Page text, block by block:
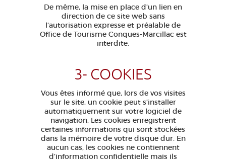
De même, la mise en place d’un lien en
direction de ce site web sans
l’autorisation expresse et préalable de
Office de Tourisme Conques-Marcillac est
interdite.
3- COOKIES
Vous êtes informé que, lors de vos visites
sur le site, un cookie peut s’installer
automatiquement sur votre logiciel de
navigation. Les cookies enregistrent
certaines informations qui sont stockées
dans la mémoire de votre disque dur. En
aucun cas, les cookies ne contiennent
d’information confidentielle mais ils